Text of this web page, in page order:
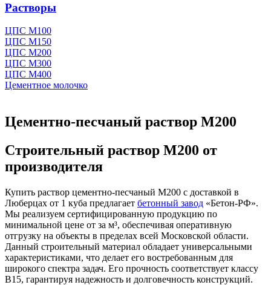
Растворы
ЦПС М100
ЦПС М150
ЦПС М200
ЦПС М300
ЦПС М400
Цементное молочко
Цементно-песчаный раствор М200
Строительный раствор М200 от
производителя
Купить раствор цементно-песчаный М200 с доставкой в
Люберцах от 1 куба предлагает бетонный завод «Бетон-РФ».
Мы реализуем сертифицированную продукцию по
минимальной цене от за м³, обеспечивая оперативную
отгрузку на объекты в пределах всей Московской области.
Данный строительный материал обладает универсальными
характеристиками, что делает его востребованным для
широкого спектра задач. Его прочность соответствует классу
B15, гарантируя надежность и долговечность конструкций.